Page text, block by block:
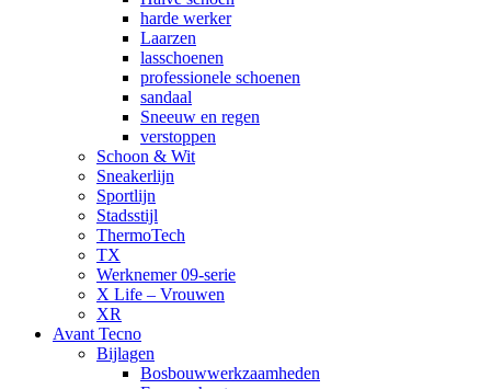
harde werker
Laarzen
lasschoenen
professionele schoenen
sandaal
Sneeuw en regen
verstoppen
Schoon & Wit
Sneakerlijn
Sportlijn
Stadsstijl
ThermoTech
TX
Werknemer 09-serie
X Life – Vrouwen
XR
Avant Tecno
Bijlagen
Bosbouwwerkzaamheden